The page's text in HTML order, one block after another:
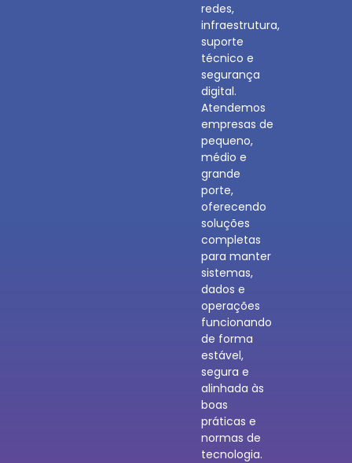
redes,
infraestrutura,
suporte
técnico e
segurança
digital.
Atendemos
empresas de
pequeno,
médio e
grande
porte,
oferecendo
soluções
completas
para manter
sistemas,
dados e
operações
funcionando
de forma
estável,
segura e
alinhada às
boas
práticas e
normas de
tecnologia.